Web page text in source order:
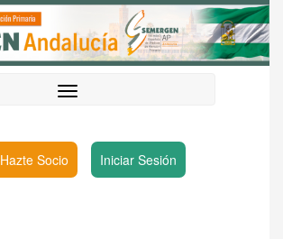
Hazte Socio Iniciar Sesión